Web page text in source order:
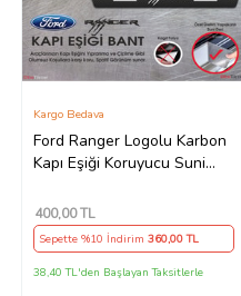
Ford Ranger Logolu Karbon
Kapı Eşiği Koruyucu Suni
Kargo Bedava
400,00 TL
Sepette %10 İndirim 360,00 TL
38,40 TL'den Başlayan Taksitlerle